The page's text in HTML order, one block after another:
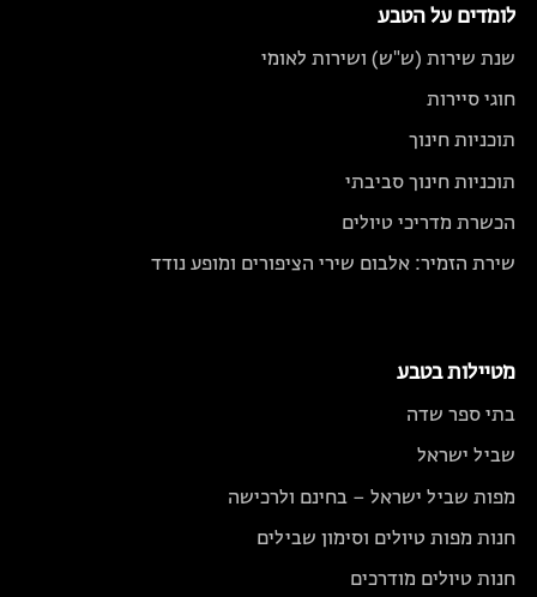
לומדים על הטבע
שנת שירות (ש"ש) ושירות לאומי
חוגי סיירות
תוכניות חינוך
תוכניות חינוך סביבתי
הכשרת מדריכי טיולים
שירת הזמיר: אלבום שירי הציפורים ומופע נודד
מטיילות בטבע
בתי ספר שדה
שביל ישראל
מפות שביל ישראל – בחינם ולרכישה
חנות מפות טיולים וסימון שבילים
חנות טיולים מודרכים